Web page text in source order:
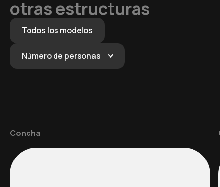
otras estructuras
Todos los modelos
Número de personas
Concha